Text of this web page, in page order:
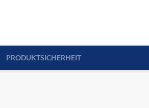
PRODUKTSICHERHEIT